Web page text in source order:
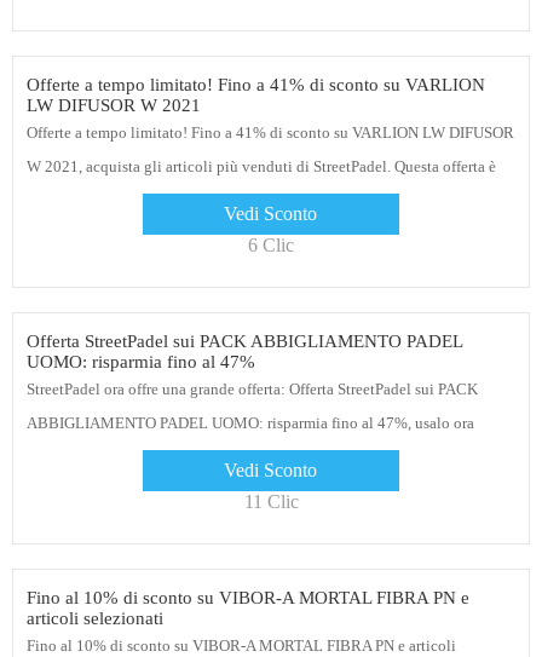
Offerte a tempo limitato! Fino a 41% di sconto su VARLION
LW DIFUSOR W 2021
Offerte a tempo limitato! Fino a 41% di sconto su VARLION LW DIFUSOR
W 2021, acquista gli articoli più venduti di StreetPadel. Questa offerta è
Vedi Sconto
6 Clic
Offerta StreetPadel sui PACK ABBIGLIAMENTO PADEL
UOMO: risparmia fino al 47%
StreetPadel ora offre una grande offerta: Offerta StreetPadel sui PACK
ABBIGLIAMENTO PADEL UOMO: risparmia fino al 47%, usalo ora
Vedi Sconto
11 Clic
Fino al 10% di sconto su VIBOR-A MORTAL FIBRA PN e
articoli selezionati
Fino al 10% di sconto su VIBOR-A MORTAL FIBRA PN e articoli